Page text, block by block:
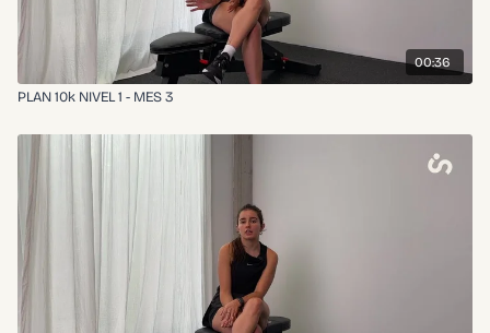
00:36
PLAN 10k NIVEL 1 - MES 3